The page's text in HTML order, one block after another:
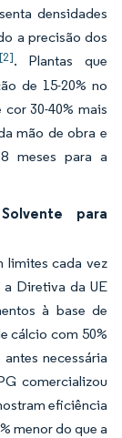
densidades
a precisão dos
[2]. Plantas que
de 15-20% no
30-40% mais
mão de obra e
meses para a
para
limites cada vez
Diretiva da UE
à base de
cálcio com 50%
necessária
comercializou
eficiência
menor do que a